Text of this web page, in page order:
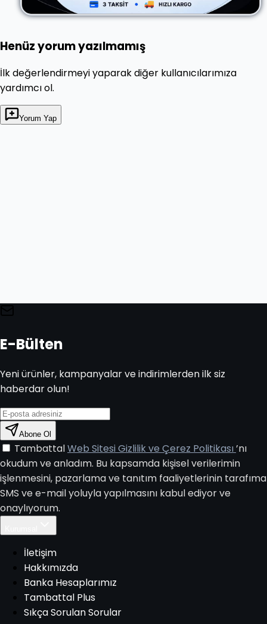
Henüz yorum yazılmamış
İlk değerlendirmeyi yaparak diğer kullanıcılarımıza
yardımcı ol.
Yorum Yap
E-Bülten
Yeni ürünler, kampanyalar ve indirimlerden ilk siz
haberdar olun!
Abone Ol
TambattalWeb Sitesi Gizlilik ve Çerez Politikası’nı
okudum ve anladım. Bu kapsamda kişisel verilerimin
işlenmesini, pazarlama ve tanıtım faaliyetlerinin tarafıma
SMS ve e-mail yoluyla yapılmasını kabul ediyor ve
onaylıyorum.
İletişim
Hakkımızda
Banka Hesaplarımız
Tambattal Plus
Sıkça Sorulan Sorular